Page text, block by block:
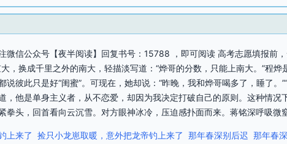
微信公众号【夜半阅读】回复书号：15788 ，即可阅读 高考志愿填报前
，换成千里之外的南大，轻描淡写道：“烨哥的分数，只能上南大。”程
彼此只是好“闺蜜”。可现在，她却说：“昨晚，我和烨哥喝多了，睡了。
，他是单身主义者，从不恋爱，却因为我决定打破自己的原则。这种情况
回首看向云沉雪。对方眼神冰冷，压迫感扑面而来。蒋铭深呼吸微
上来了 捡只小龙崽取暖，意外把龙帝钓上来了 那年春深别后迟 那年春